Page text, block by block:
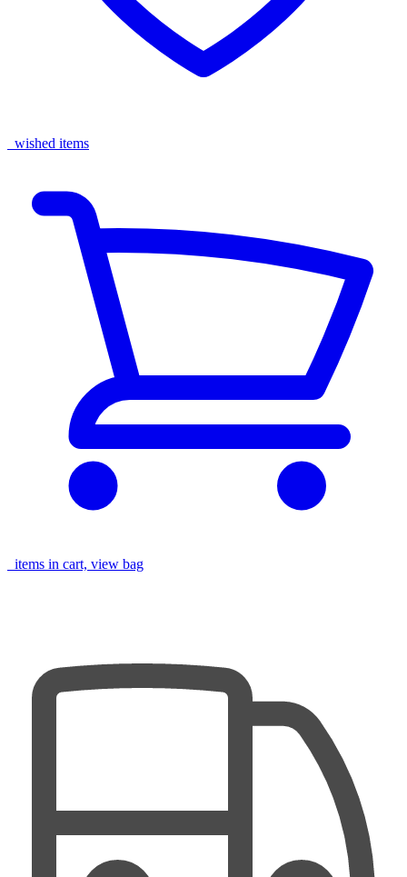
wished items
items in cart, view bag